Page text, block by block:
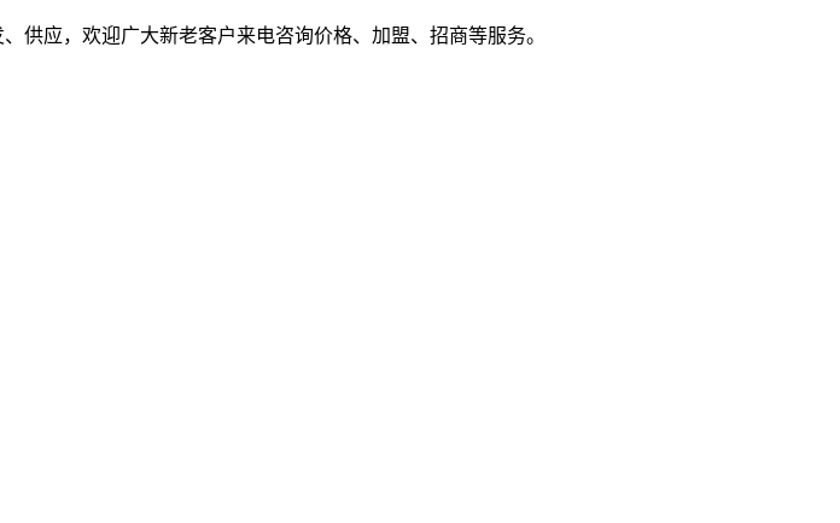
供应，欢迎广大新老客户来电咨询价格、加盟、招商等服务。